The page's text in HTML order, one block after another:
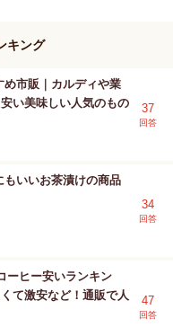
キング
め市販｜カルディや業
い美味しい人気のもの
37
回答
もいいお茶漬けの商品
34
回答
ーヒー安いランキン
て激安など！通販で人
47
回答